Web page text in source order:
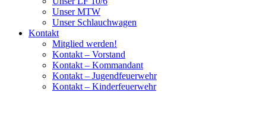
Unser MTW
Unser Schlauchwagen
Kontakt
Mitglied werden!
Kontakt – Vorstand
Kontakt – Kommandant
Kontakt – Jugendfeuerwehr
Kontakt – Kinderfeuerwehr